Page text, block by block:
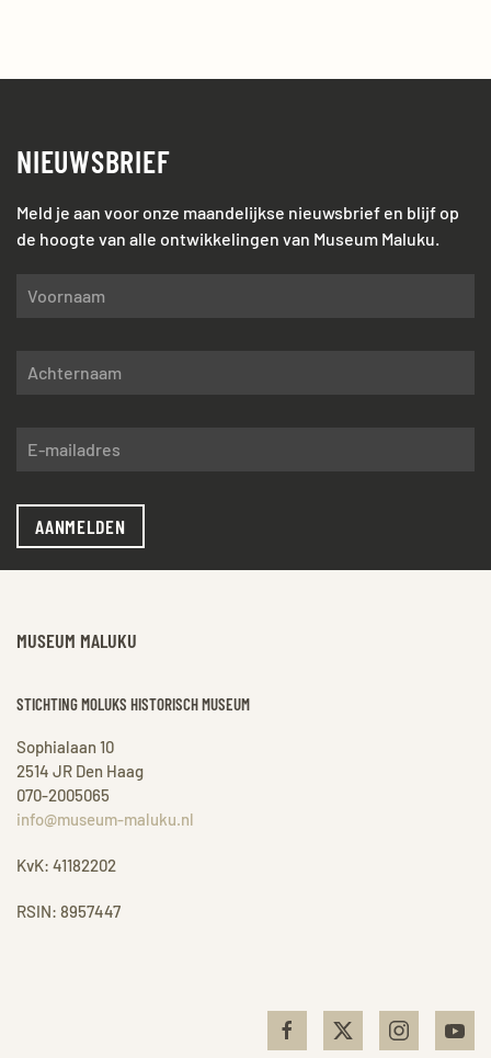
NIEUWSBRIEF
Meld je aan voor onze maandelijkse nieuwsbrief en blijf op
de hoogte van alle ontwikkelingen van Museum Maluku.
AANMELDEN
MUSEUM MALUKU
STICHTING MOLUKS HISTORISCH MUSEUM
Sophialaan 10
2514 JR Den Haag
070-2005065
info@museum-maluku.nl
KvK: 41182202
RSIN: 8957447